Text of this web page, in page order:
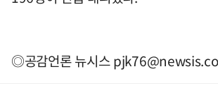
◎공감언론 뉴시스